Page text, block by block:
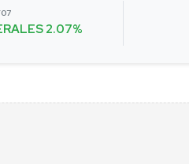
2.07%